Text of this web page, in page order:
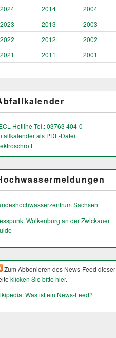
2024
2014
2004
2023
2013
2003
2022
2012
2002
2021
2011 2001
Hotline Tel.: 03763 404-0
als PDF-Datei
Sachsen
Wolkenburg an der Zwickauer
Zum Abbonieren des News-Feed dieser
klicken Sie bitte hier.
Was ist ein News-Feed?